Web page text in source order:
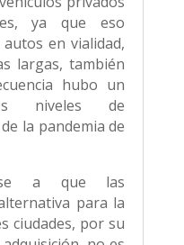
ya que eso
en vialidad,
largas, también
hubo un
niveles de
la pandemia de
a que las
para la
ciudades, por su